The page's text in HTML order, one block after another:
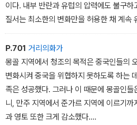
이다. 내부 반란과 유럽의 압력에도 불구하
질서는 최소한의 변화만을 허용한 채 계속
있던 상황을 고려해볼 때 청이 이보다 더
이라고 기대하기란 매우 어려울 것이다.
P.701 거리의화가
몽골 지역에서 청조의 목적은 중국인들의
변화시켜 중국을 위협하지 못하도록 하는
족은 성공했다. 그러나 이 때문에 몽골인
니, 만주 지역에서 준가르 지역에 이르기
과 영토 또한 크게 감소했다.